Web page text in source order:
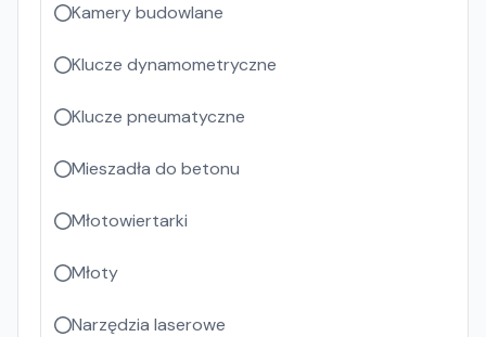
Kamery budowlane
Klucze dynamometryczne
Klucze pneumatyczne
Mieszadła do betonu
Młotowiertarki
Młoty
Narzędzia laserowe